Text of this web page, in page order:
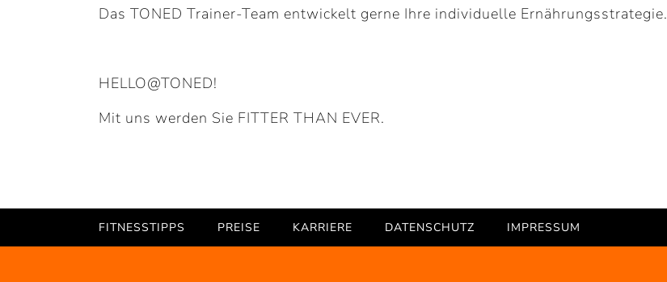
Das TONED Trainer-Team entwickelt gerne Ihre individuelle Ernährungsstrategie.
HELLO@TONED!
Mit uns werden Sie FITTER THAN EVER.
FITNESSTIPPS PREISE KARRIERE DATENSCHUTZ IMPRESSUM